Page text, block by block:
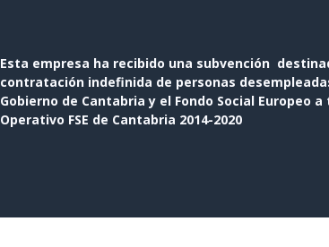
Esta empresa ha recibido una subvención
contratación indefinida de personas
Gobierno de Cantabria y el Fondo Social Europeo
Operativo FSE de Cantabria 2014-2020